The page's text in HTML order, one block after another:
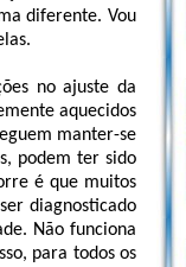
diferente. Vou
no ajuste da
aquecidos
manter-se
podem ter sido
é que muitos
diagnosticado
Não funciona
para todos os